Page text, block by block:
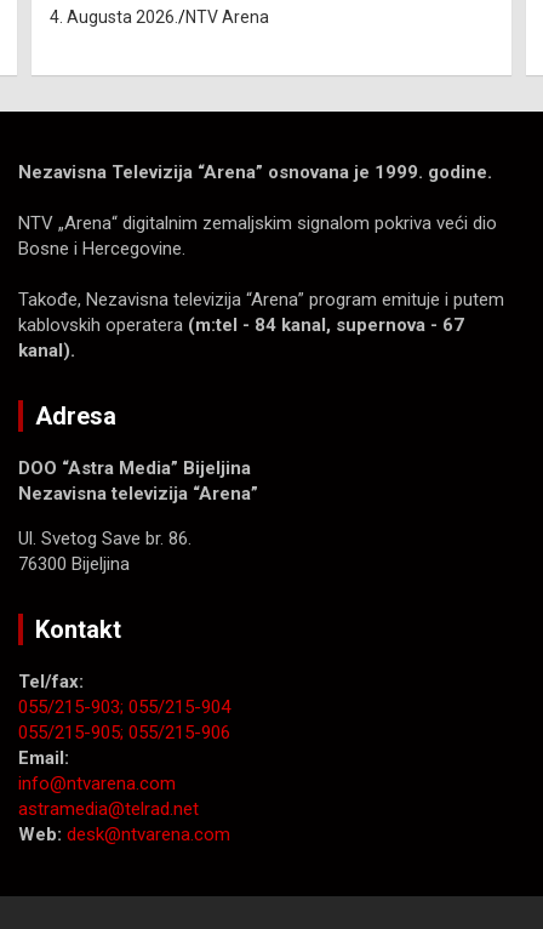
4. Augusta 2026. NTV Arena
Nezavisna Televizija “Arena” osnovana je 1999. godine.
NTV „Arena“ digitalnim zemaljskim signalom pokriva veći dio
Bosne i Hercegovine.
Takođe, Nezavisna televizija “Arena” program emituje i putem
kablovskih operatera (m:tel - 84 kanal, supernova - 67
kanal).
Adresa
DOO “Astra Media” Bijeljina
Nezavisna televizija “Arena”
Ul. Svetog Save br. 86.
76300 Bijeljina
Kontakt
Tel/fax:
055/215-903; 055/215-904
055/215-905; 055/215-906
Email:
info@ntvarena.com
astramedia@telrad.net
Web: desk@ntvarena.com